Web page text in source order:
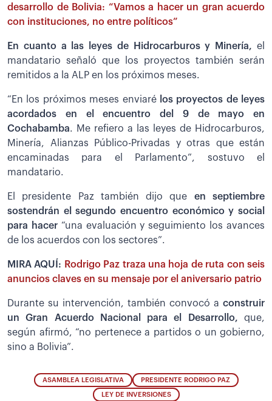
desarrollo de Bolivia: “Vamos a hacer un gran acuerdo
con instituciones, no entre políticos”
En cuanto a las leyes de Hidrocarburos y Minería, el
mandatario señaló que los proyectos también serán
remitidos a la ALP en los próximos meses.
“En los próximos meses enviaré los proyectos de leyes
acordados en el encuentro del 9 de mayo en
Cochabamba. Me refiero a las leyes de Hidrocarburos,
Minería, Alianzas Público-Privadas y otras que están
encaminadas para el Parlamento”, sostuvo el
mandatario.
El presidente Paz también dijo que en septiembre
sostendrán el segundo encuentro económico y social
para hacer“una evaluación y seguimiento los avances
de los acuerdos con los sectores”.
MIRA AQUÍ: Rodrigo Paz traza una hoja de ruta con seis
anuncios claves en su mensaje por el aniversario patrio
Durante su intervención, también convocó a construir
un Gran Acuerdo Nacional para el Desarrollo, que,
según afirmó, “no pertenece a partidos o un gobierno,
sino a Bolivia”.
ASAMBLEA LEGISLATIVA PRESIDENTE RODRIGO PAZ
LEY DE INVERSIONES